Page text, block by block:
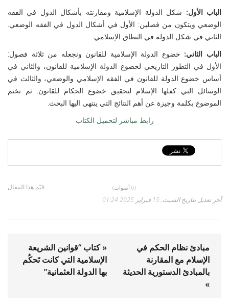
الباب الأول: شكل الدولة الإسلامية ومقارنته بأشكال الدول في الفقه
الوضعي ويتكون من فصلين: الأول في أشكال الدول في الفقه الوضعي.
الثاني في شكل الدولة في النطاق الإسلامي.
الباب الثاني: خضوع الدولة الإسلامية للقانون ونجعله من ثلاثة فصول:
الأول في التطور التاريخي لخضوع الدولة الإسلامية للقانون، والثاني في
أساس خضوع الدولة للقانون في الفقه الإسلامي والوضعي، والثالث في
الوسائل التي كفلها الإسلام لتحقيق خضوع الحكام للقانون. ثم نختم
الموضوع بكلمة وجيزة عن أهم النتائج التي ينتهى اليها البحث.
رابط مباشر لتحميل الكتاب
قيّم هذا المقال (0 أصوات)
آخر تعديل بتاريخ السبت, 15 فبراير 2025 01:24
« كتاب “قوانين الشريعة
الإسلامية التي كانت تَحكُم
بها الدولة العثمانية”
مبادئ نظام الحكم في
الإسلام مع المقارنة
بالمبادئ الدستورية الحديثة
»